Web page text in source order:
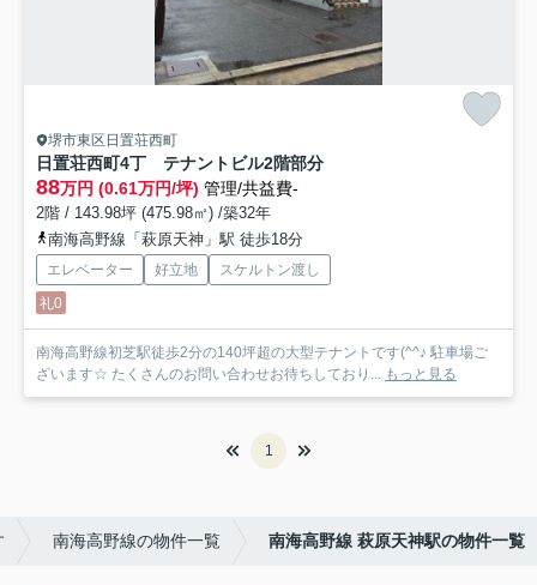
堺市東区日置荘西町
日置荘西町4丁 テナントビル2階部分
88万円 (0.61万円/坪) 管理/共益費-
2階 / 143.98坪 (475.98㎡) /築32年
南海高野線「萩原天神」駅 徒歩18分
エレベーター 好立地
スケルトン渡し
礼0
南海高野線初芝駅徒歩2分の140坪超の大型テナントです(^^♪ 駐車場ご
ざいます☆ たくさんのお問い合わせお待ちしており... もっと見る
1
南海高野線の物件一覧 南海高野線 萩原天神駅の物件一覧